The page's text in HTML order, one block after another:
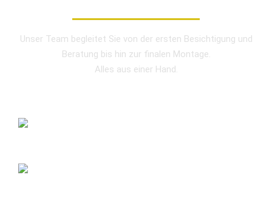
Unser Team begleitet Sie von der ersten Besichtigung und
Beratung bis hin zur finalen Montage.
Alles aus einer Hand.